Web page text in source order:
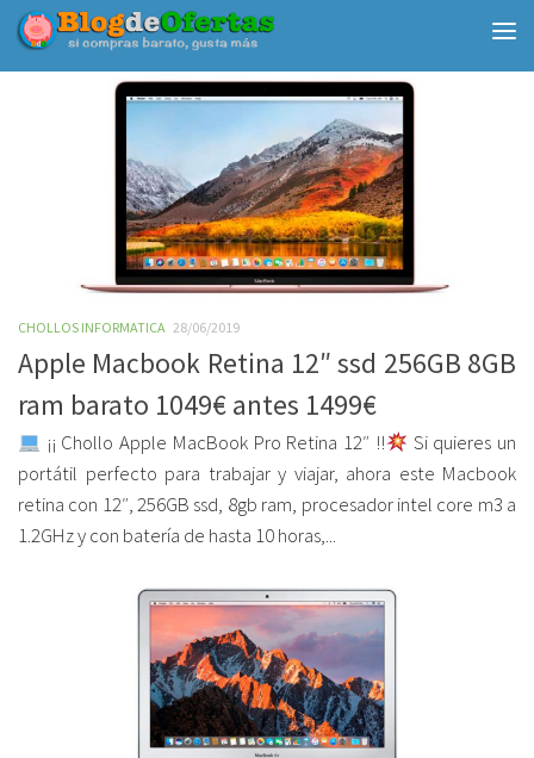
Debajo del contenido
CHOLLOS INFORMATICA 28/06/2019
Apple Macbook Retina 12″ ssd 256GB 8GB
ram barato 1049€ antes 1499€
¡¡ Chollo Apple MacBook Pro Retina 12″ !!
Si quieres un
portátil perfecto para trabajar y viajar, ahora este Macbook
retina con 12″, 256GB ssd, 8gb ram, procesador intel core m3 a
1.2GHz y con batería de hasta 10 horas,...